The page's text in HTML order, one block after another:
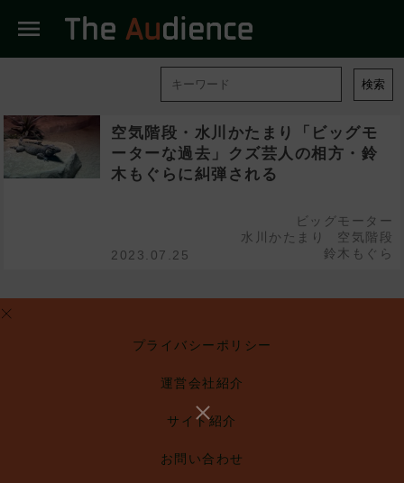
menu
検索
空気階段・水川かたまり「ビッグモ
ーターな過去」クズ芸人の相方・鈴
木もぐらに糾弾される
2023.07.25
ビッグモーター
水川かたまり
空気階段
鈴木もぐら
プライバシーポリシー
運営会社紹介
サイト紹介
お問い合わせ